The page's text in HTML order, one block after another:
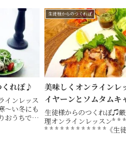
Hiroko's Thai Table (ヒ
ー...
くれぽ♪
インレッス
〜い冬にも
おうちで本
生徒様からのつくれぽ
美味しくオンライン
イヤーンとソムタムキ
生徒様からのつくれぽ♫
理オンラインレッスン*
* * * * * * * * * * * *《生徒